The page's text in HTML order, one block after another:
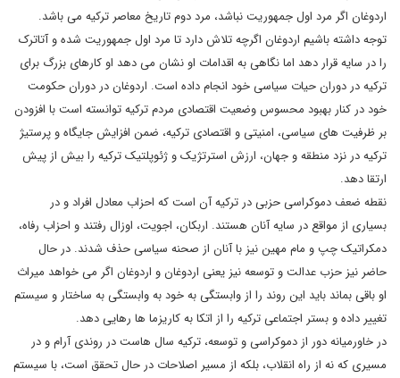
اردوغان اگر مرد اول جمهوریت نباشد، مرد دوم تاریخ معاصر ترکیه می باشد.
توجه داشته باشیم اردوغان اگرچه تلاش دارد تا مرد اول جمهوریت شده و آتاترک
را در سایه قرار دهد اما نگاهی به اقدامات او نشان می دهد او کارهای بزرگ برای
ترکیه در دوران حیات سیاسی خود انجام داده است. اردوغان در دوران حکومت
خود در کنار بهبود محسوس وضعیت اقتصادی مردم ترکیه توانسته است با افزودن
بر ظرفیت های سیاسی، امنیتی و اقتصادی ترکیه، ضمن افزایش جایگاه و پرستیژ
ترکیه در نزد منطقه و جهان، ارزش استرتژیک و ژئوپلتیک ترکیه را بیش از پیش
ارتقا دهد.
نقطه ضعف دموکراسی حزبی در ترکیه آن است که احزاب معادل افراد و در
بسیاری از مواقع در سایه آنان هستند. اربکان، اجویت، اوزال رفتند و احزاب رفاه،
دمکراتیک چپ و مام مهین نیز با آنان از صحنه سیاسی حذف شدند. در حال
حاضر نیز حزب عدالت و توسعه نیز یعنی اردوغان و اردوغان اگر می خواهد میراث
او باقی بماند باید این روند را از وابستگی به خود به وابستگی به ساختار و سیستم
تغییر داده و بستر اجتماعی ترکیه را از اتکا به کاریزما ها رهایی دهد.
در خاورمیانه دور از دموکراسی و توسعه، ترکیه سال هاست در روندی آرام و در
مسیری که نه از راه انقلاب، بلکه از مسیر اصلاحات در حال تحقق است، با سیستم